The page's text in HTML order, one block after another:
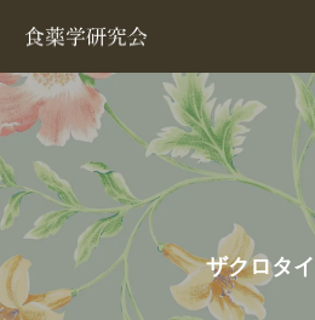
ザクロタイ